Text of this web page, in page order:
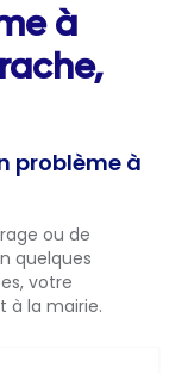
à
problème à
ou de
quelques
votre
à la mairie.